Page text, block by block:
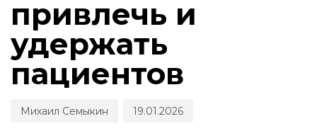
привлечь и
удержать
пациентов
Михаил Семыкин 19.01.2026